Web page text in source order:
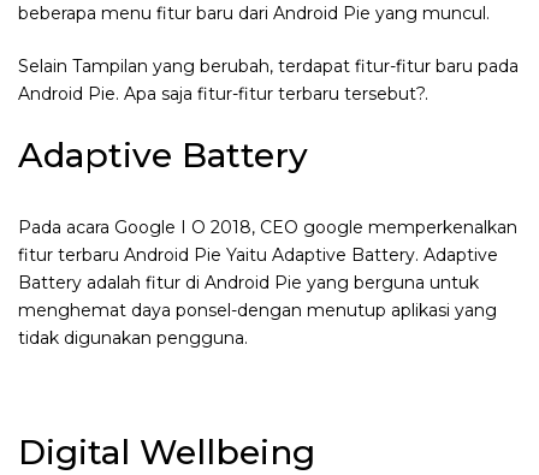
beberapa menu fitur baru dari Android Pie yang muncul.
Selain Tampilan yang berubah, terdapat fitur-fitur baru pada
Android Pie. Apa saja fitur-fitur terbaru tersebut?.
Adaptive Battery
Pada acara Google I O 2018, CEO google memperkenalkan
fitur terbaru Android Pie Yaitu Adaptive Battery. Adaptive
Battery adalah fitur di Android Pie yang berguna untuk
menghemat daya ponsel-dengan menutup aplikasi yang
tidak digunakan pengguna.
Digital Wellbeing